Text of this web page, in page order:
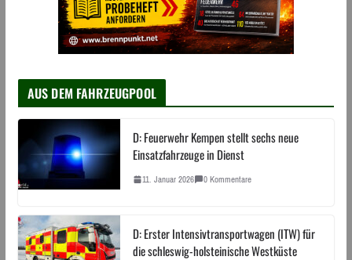
AUS DEM FAHRZEUGPOOL
D: Feuerwehr Kempen stellt sechs neue
Einsatzfahrzeuge in Dienst
11. Januar 2026 0 Kommentare
D: Erster Intensivtransportwagen (ITW) für
die schleswig-holsteinische Westküste